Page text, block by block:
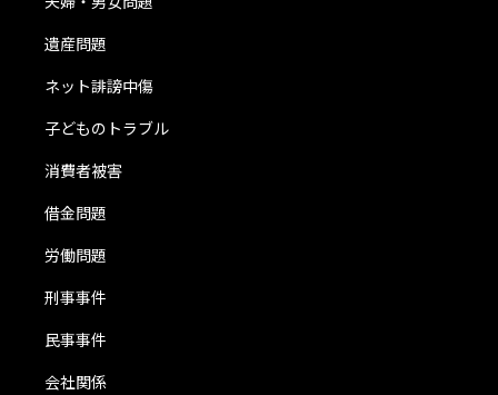
遺産問題
ネット誹謗中傷
子どものトラブル
消費者被害
借金問題
労働問題
刑事事件
民事事件
会社関係